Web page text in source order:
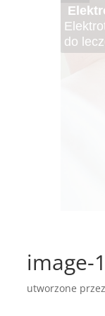
do
Czy
Lato
Krem
W
który
W
image-
utworzone przez